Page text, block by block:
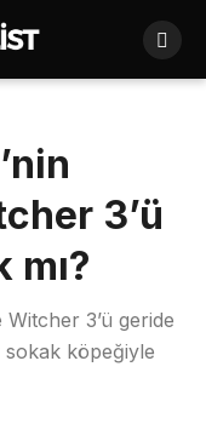
3’ü
mı?
3’ü geride
sokak köpeğiyle